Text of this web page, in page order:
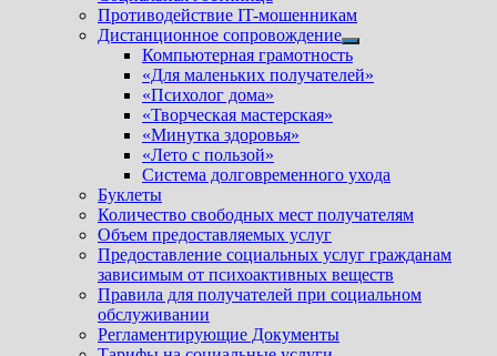
Противодействие IT-мошенникам
Дистанционное сопровождение
Показать
подменю
Компьютерная грамотность
«Для маленьких получателей»
«Психолог дома»
«Творческая мастерская»
«Минутка здоровья»
«Лето с пользой»
Система долговременного ухода
Буклеты
Количество свободных мест получателям
Объем предоставляемых услуг
Предоставление социальных услуг гражданам
зависимым от психоактивных веществ
Правила для получателей при социальном
обслуживании
Регламентирующие Документы